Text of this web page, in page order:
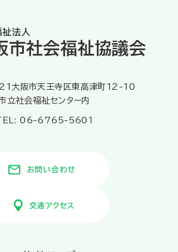
法人
市社会福祉協議会
大阪市天王寺区東高津町12-10
立社会福祉センター内
TEL: 06-6765-5601
お問い合わせ
交通アクセス